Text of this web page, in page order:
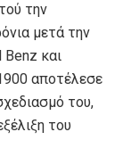
την
μετά την
Benz και
αποτέλεσε
του,
του